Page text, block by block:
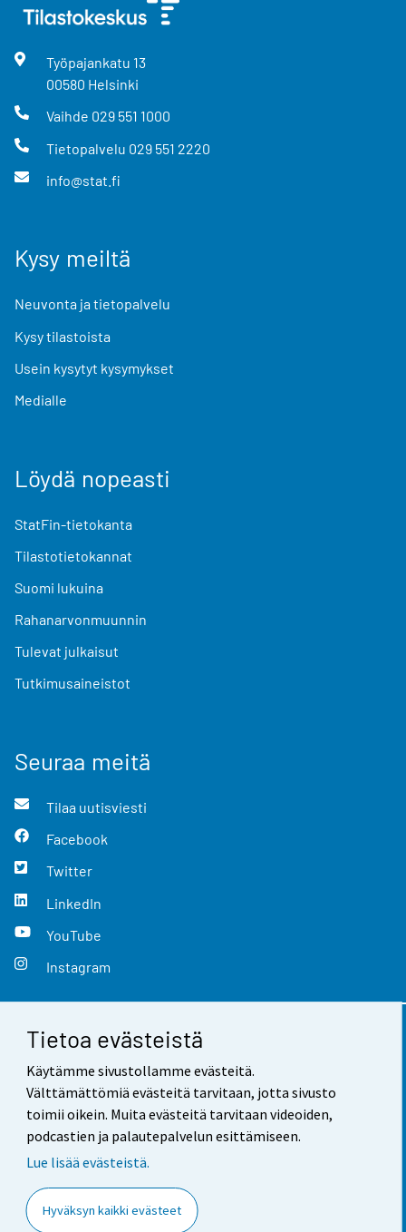
Tietoa evästeistä
Käytämme sivustollamme evästeitä.
Välttämättömiä evästeitä tarvitaan, jotta sivusto
toimii oikein. Muita evästeitä tarvitaan videoiden,
podcastien ja palautepalvelun esittämiseen.
Lue lisää evästeistä.
Hyväksyn kaikki evästeet
Työpajankatu 13
00580 Helsinki
Vaihde 029 551 1000
Tietopalvelu 029 551 2220
info@stat.fi
Kysy meiltä
Neuvonta ja tietopalvelu
Kysy tilastoista
Usein kysytyt kysymykset
Medialle
Löydä nopeasti
StatFin-tietokanta
Tilastotietokannat
Suomi lukuina
Rahanarvonmuunnin
Tulevat julkaisut
Tutkimusaineistot
Seuraa meitä
Tilaa uutisviesti
Facebook
Twitter
LinkedIn
YouTube
Instagram
Yhteystiedot
Palaute
Käyttöehdot
Saavutettavuus
Tietoa sivustosta